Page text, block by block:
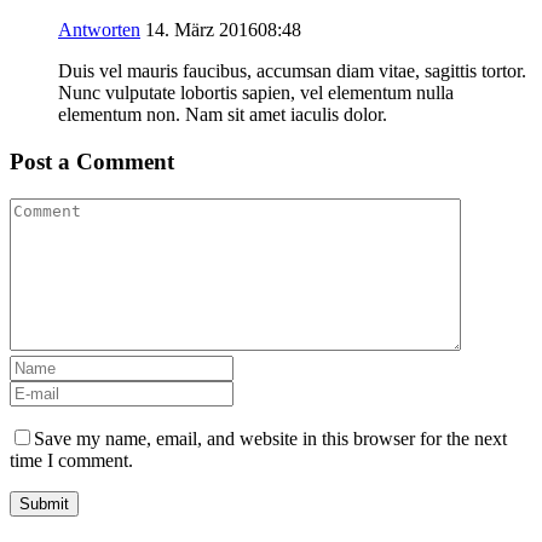
Antworten 14. März 201608:48
Duis vel mauris faucibus, accumsan diam vitae, sagittis tortor.
Nunc vulputate lobortis sapien, vel elementum nulla
elementum non. Nam sit amet iaculis dolor.
Post a Comment
Save my name, email, and website in this browser for the next
time I comment.